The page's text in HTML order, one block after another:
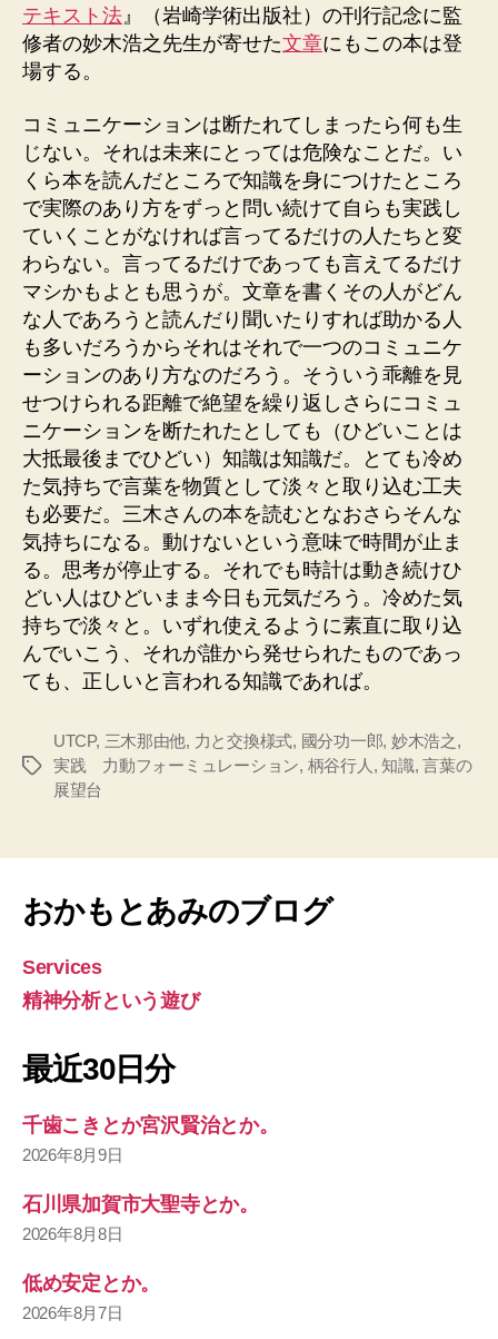
テキスト法』（岩崎学術出版社）の刊行記念に監
修者の妙木浩之先生が寄せた文章にもこの本は登
場する。
コミュニケーションは断たれてしまったら何も生
じない。それは未来にとっては危険なことだ。い
くら本を読んだところで知識を身につけたところ
で実際のあり方をずっと問い続けて自らも実践し
ていくことがなければ言ってるだけの人たちと変
わらない。言ってるだけであっても言えてるだけ
マシかもよとも思うが。文章を書くその人がどん
な人であろうと読んだり聞いたりすれば助かる人
も多いだろうからそれはそれで一つのコミュニケ
ーションのあり方なのだろう。そういう乖離を見
せつけられる距離で絶望を繰り返しさらにコミュ
ニケーションを断たれたとしても（ひどいことは
大抵最後までひどい）知識は知識だ。とても冷め
た気持ちで言葉を物質として淡々と取り込む工夫
も必要だ。三木さんの本を読むとなおさらそんな
気持ちになる。動けないという意味で時間が止ま
る。思考が停止する。それでも時計は動き続けひ
どい人はひどいまま今日も元気だろう。冷めた気
持ちで淡々と。いずれ使えるように素直に取り込
んでいこう、それが誰から発せられたものであっ
ても、正しいと言われる知識であれば。
タ
UTCP, 三木那由他, 力と交換様式, 國分功一郎, 妙木浩之,
実践 力動フォーミュレーション, 柄谷行人 ,知識,言葉の
展望台
おかもとあみのブログ
Services
精神分析という遊び
最近30日分
千歯こきとか宮沢賢治とか。
2026年8月9日
石川県加賀市大聖寺とか。
2026年8月8日
低め安定とか。
2026年8月7日